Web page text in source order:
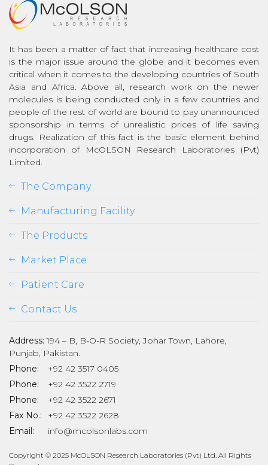
It has been a matter of fact that increasing healthcare cost
is the major issue around the globe and it becomes even
critical when it comes to the developing countries of South
Asia and Africa. Above all, research work on the newer
molecules is being conducted only in a few countries and
people of the rest of world are bound to pay unannounced
sponsorship in terms of unrealistic prices of life saving
drugs. Realization of this fact is the basic element behind
incorporation of McOLSON Research Laboratories (Pvt)
Limited.
The Company
Manufacturing Facility
The Products
Market Place
Patient Care
Contact Us
Address: 194 – B, B-O-R Society, Johar Town, Lahore,
Punjab, Pakistan.
Phone:
+92 42 3517 0405
Phone:
+92 42 3522 2719
Phone:
+92 42 3522 2671
Fax No.:
+92 42 3522 2628
Email:
info@mcolsonlabs.com
Copyright © 2025 McOLSON Research Laboratories (Pvt) Ltd. All Rights